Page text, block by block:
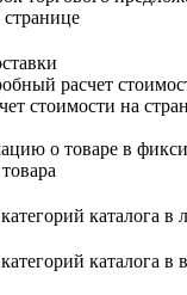
странице
расчет
стоимости на
о товаре в
каталога в
каталога